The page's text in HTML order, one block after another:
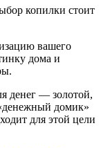
копилки стоит
вашего
дома и
денег — золотой,
домик»
для этой цели